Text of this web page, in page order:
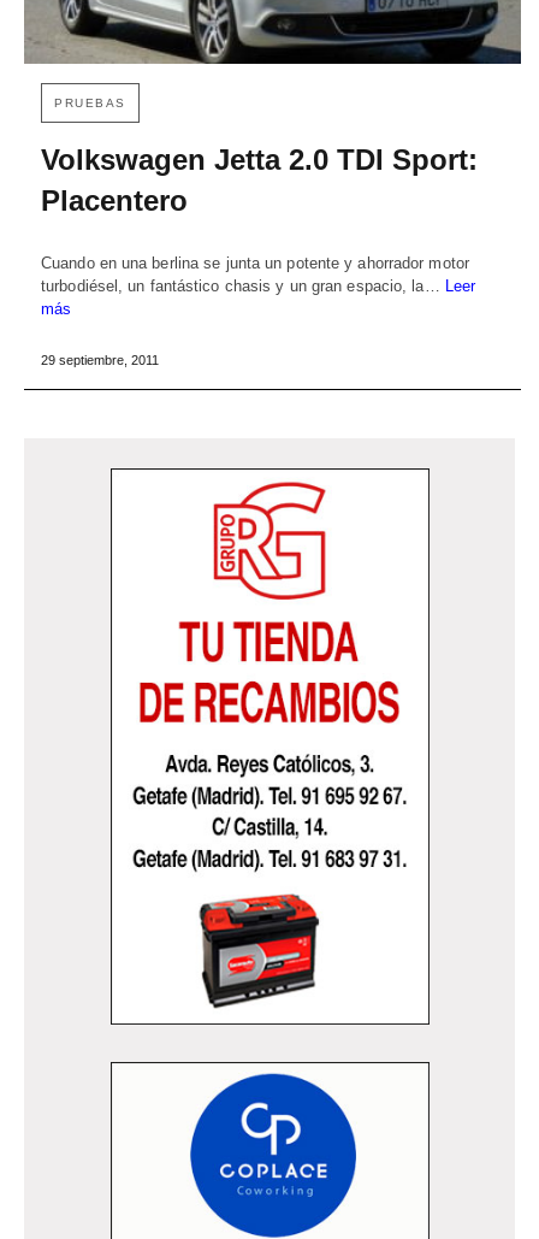
PRUEBAS
Volkswagen Jetta 2.0 TDI Sport:
Placentero
Cuando en una berlina se junta un potente y ahorrador motor
turbodiésel, un fantástico chasis y un gran espacio, la… Leer
más
29 septiembre, 2011